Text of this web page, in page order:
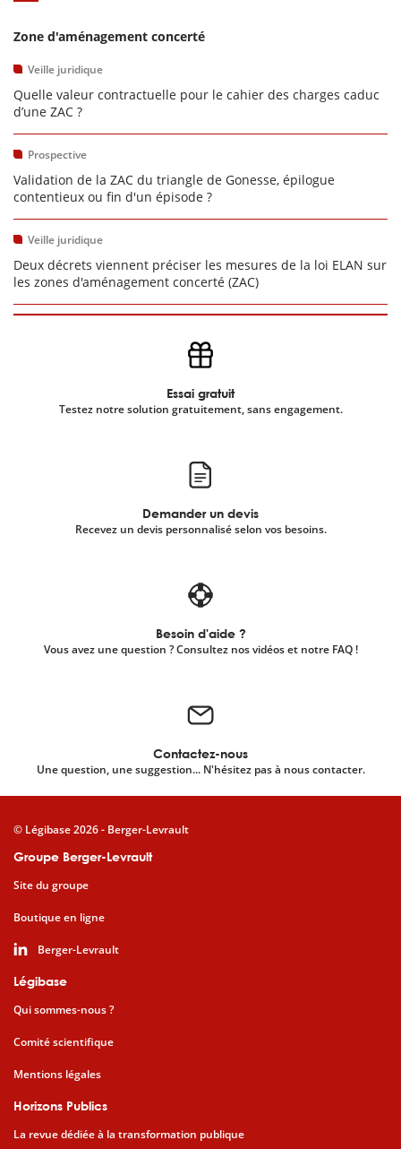
Zone d'aménagement concerté
Veille juridique
Quelle valeur contractuelle pour le cahier des charges caduc
d’une ZAC ?
Prospective
Validation de la ZAC du triangle de Gonesse, épilogue
contentieux ou fin d'un épisode ?
Veille juridique
Deux décrets viennent préciser les mesures de la loi ELAN sur
les zones d'aménagement concerté (ZAC)
Essai gratuit
Testez notre solution gratuitement, sans engagement.
Demander un devis
Recevez un devis personnalisé selon vos besoins.
Besoin d'aide ?
Vous avez une question ? Consultez nos vidéos et notre FAQ !
Contactez-nous
Une question, une suggestion... N'hésitez pas à nous contacter.
Groupe Berger-Levrault
Site du groupe
Boutique en ligne
Berger-Levrault
Légibase
Qui sommes-nous ?
Comité scientifique
Mentions légales
Horizons Publics
La revue dédiée à la transformation publique
© Légibase 2026 - Berger-Levrault